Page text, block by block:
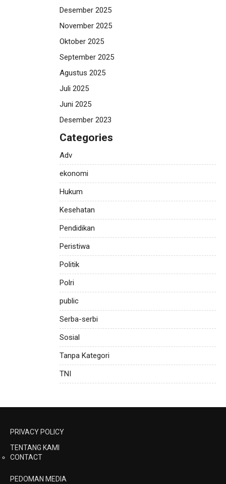
Desember 2025
November 2025
Oktober 2025
September 2025
Agustus 2025
Juli 2025
Juni 2025
Desember 2023
Categories
Adv
ekonomi
Hukum
Kesehatan
Pendidikan
Peristiwa
Politik
Polri
public
Serba-serbi
Sosial
Tanpa Kategori
TNI
PRIVACY POLICY
TENTANG KAMI
CONTACT
PEDOMAN MEDIA